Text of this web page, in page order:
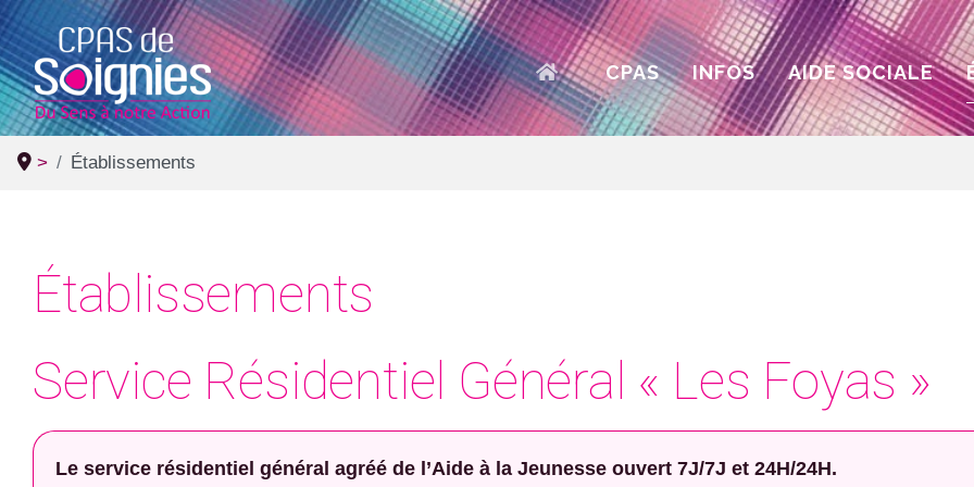
ACCUEIL
CPAS INFOS AIDE SOCIALE
> Établissements
Établissements
Service Résidentiel Général « Les Foyas »
Le service résidentiel général agréé de l’Aide à la Jeunesse ouvert 7J/7J et 24H/24H.